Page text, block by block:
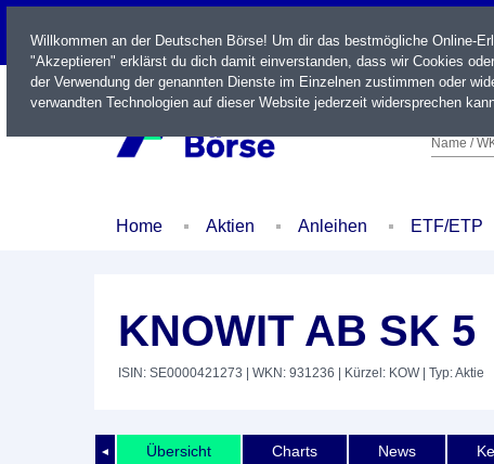
LIVE
Name /
Home Aktien Anleihen ETF/ETP
KNOWIT AB SK 5
ISIN: SE0000421273 | WKN: 931236 | Kürzel: KOW| Typ: Aktie
◄ Übersicht Charts News
Willkommen an der Deutschen Börse! Um dir das bestmögliche Online-
"Akzeptieren" erklärst du dich damit einverstanden, dass wir Cookies
der Verwendung der genannten Dienste im Einzelnen zustimmen oder
verwandten Technologien auf dieser Website jederzeit widersprechen